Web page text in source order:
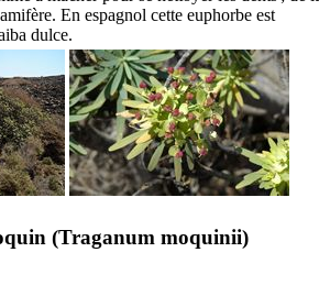
En espagnol cette euphorbe est
dulce.
(Traganum moquinii)